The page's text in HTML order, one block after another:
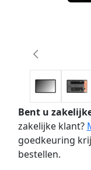
Bent u
zakelijke klant?
goedkeuring
bestellen.